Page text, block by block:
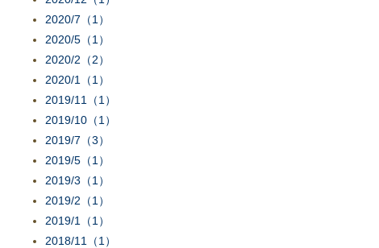
2020/7（1）
2020/5（1）
2020/2（2）
2020/1（1）
2019/11（1）
2019/10（1）
2019/7（3）
2019/5（1）
2019/3（1）
2019/2（1）
2019/1（1）
2018/11（1）